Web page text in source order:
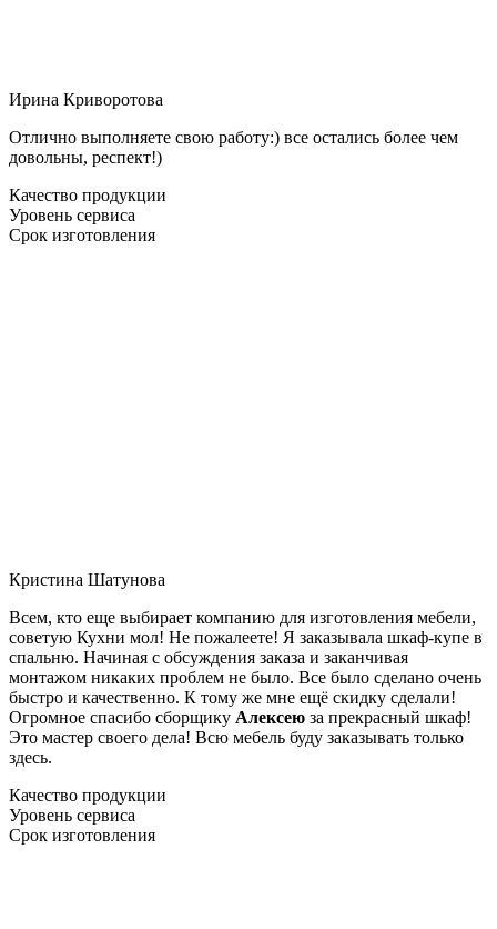
Ирина Криворотова
Отлично выполняете свою работу:) все остались более чем
довольны, респект!)
Качество продукции
Уровень сервиса
Срок изготовления
Кристина Шатунова
Всем, кто еще выбирает компанию для изготовления мебели,
советую Кухни мол! Не пожалеете! Я заказывала шкаф-купе в
спальню. Начиная с обсуждения заказа и заканчивая
монтажом никаких проблем не было. Все было сделано очень
быстро и качественно. К тому же мне ещё скидку сделали!
Огромное спасибо сборщику Алексею за прекрасный шкаф!
Это мастер своего дела! Всю мебель буду заказывать только
здесь.
Качество продукции
Уровень сервиса
Срок изготовления